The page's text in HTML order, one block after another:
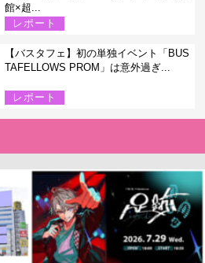
館×超...
レポート
【バスタフェ】初の単独イベント「BUS
TAFELLOWS PROM」は意外過ぎ...
レポート